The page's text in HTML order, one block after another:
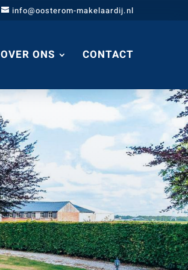
info@oosterom-makelaardij.nl
OVER ONS CONTACT